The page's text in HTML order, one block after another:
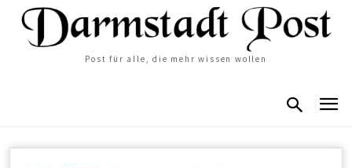
Post für alle, die mehr wissen wollen